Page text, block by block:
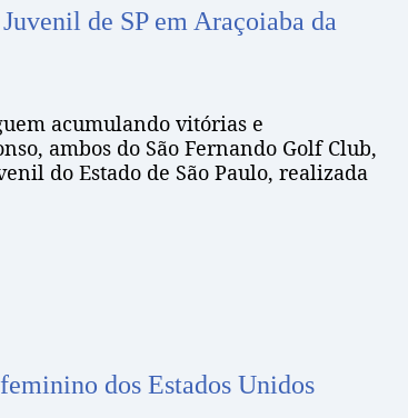
de SP em Araçoiaba da
acumulando vitórias e
ambos do São Fernando Golf Club,
do Estado de São Paulo, realizada
dos Estados Unidos